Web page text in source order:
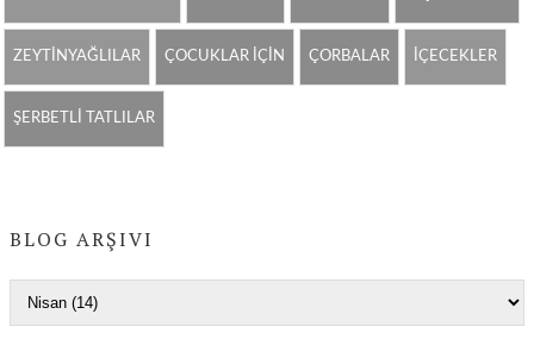
ZEYTİNYAĞLILAR ÇOCUKLAR İÇİN ÇORBALAR İÇECEKLER
ŞERBETLİ TATLILAR
BLOG ARŞIVI